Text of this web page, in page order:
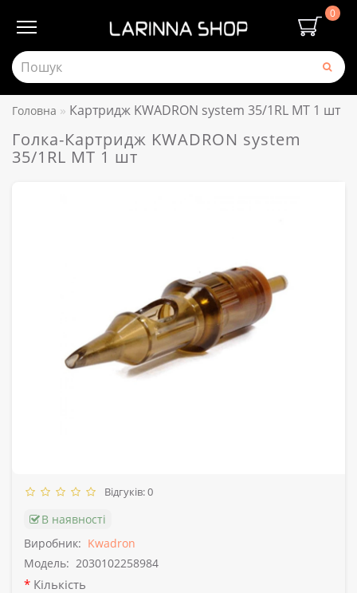
0
Головна Картридж KWADRON system 35/1RL MT 1 шт
Голка-Картридж KWADRON system
35/1RL MT 1 шт
Відгуків: 0
В наявності
Виробник: Kwadron
Модель: 2030102258984
Кількість